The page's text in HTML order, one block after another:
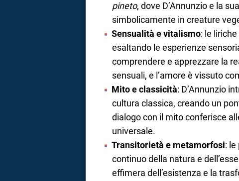
pineto, dove D’Annunzio e la
simbolicamente in creature
Sensualità e vitalismo: le
esaltando le esperienze
comprendere e apprezzare la
sensuali, e l’amore è vissuto
Mito e classicità: D’Annunzio
cultura classica, creando un
dialogo con il mito conferisce
universale.
Transitorietà e metamorfosi:
continuo della natura e
effimera dell’esistenza e la